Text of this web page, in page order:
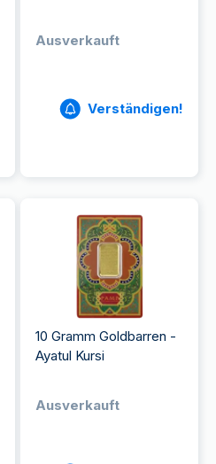
Ausverkauft
Verständigen!
10 Gramm Goldbarren -
Ayatul Kursi
Ausverkauft